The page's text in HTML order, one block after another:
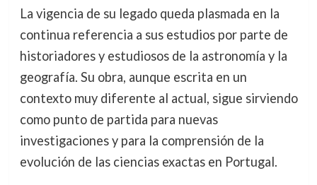
La vigencia de su legado queda plasmada en la
continua referencia a sus estudios por parte de
historiadores y estudiosos de la astronomía y la
geografía. Su obra, aunque escrita en un
contexto muy diferente al actual, sigue sirviendo
como punto de partida para nuevas
investigaciones y para la comprensión de la
evolución de las ciencias exactas en Portugal.